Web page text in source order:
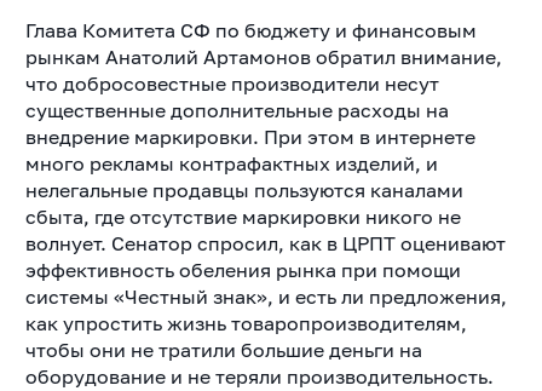
Глава Комитета СФ по бюджету и финансовым
рынкам Анатолий Артамонов обратил внимание,
что добросовестные производители несут
существенные дополнительные расходы на
внедрение маркировки. При этом в интернете
много рекламы контрафактных изделий, и
нелегальные продавцы пользуются каналами
сбыта, где отсутствие маркировки никого не
волнует. Сенатор спросил, как в ЦРПТ оценивают
эффективность обеления рынка при помощи
системы «Честный знак», и есть ли предложения,
как упростить жизнь товаропроизводителям,
чтобы они не тратили большие деньги на
оборудование и не теряли производительность.